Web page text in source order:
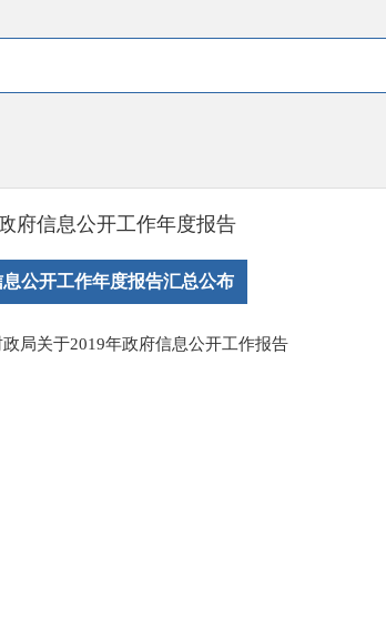
府信息公开工作年度报告
公开工作年度报告汇总公布
政局关于2019年政府信息公开工作报告